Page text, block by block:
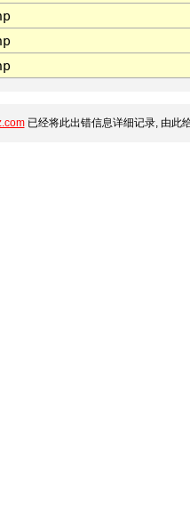
已经将此出错信息详细记录, 由此